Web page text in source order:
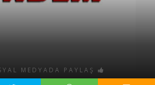
MEDYADA PAYLAŞ